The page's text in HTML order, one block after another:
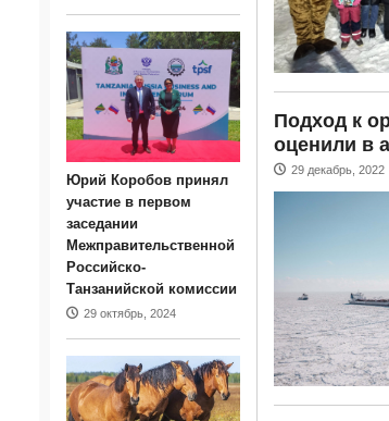
Подход к
оценили в
29 декабрь, 2022
Юрий Коробов принял
участие в первом
заседании
Межправительственной
Российско-
Танзанийской комиссии
29 октябрь, 2024